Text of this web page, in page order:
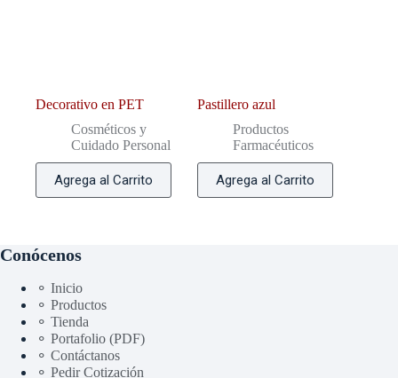
Decorativo en PET
Cosméticos y
Cuidado Personal
Agrega al Carrito
Pastillero azul
Productos
Farmacéuticos
Agrega al Carrito
Conócenos
⚬ Inicio
⚬ Productos
⚬ Tienda
⚬ Portafolio (PDF)
⚬ Contáctanos
⚬ Pedir Cotización